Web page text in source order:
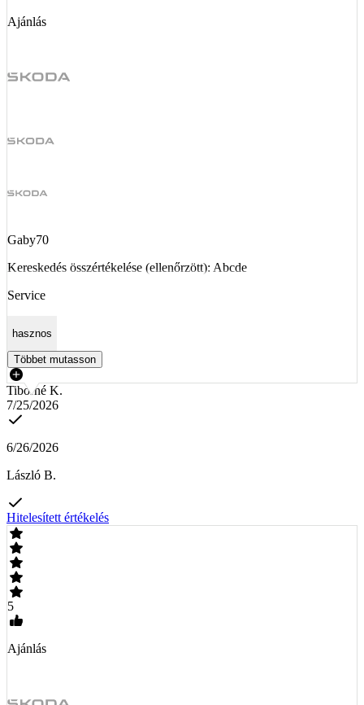
Ajánlás
Gaby70
Kereskedés összértékelése (ellenőrzött): Abcde
Service
hasznos
Többet mutasson
Tiborné K.
7/25/2026
6/26/2026
László B.
Hitelesített értékelés
5
Ajánlás